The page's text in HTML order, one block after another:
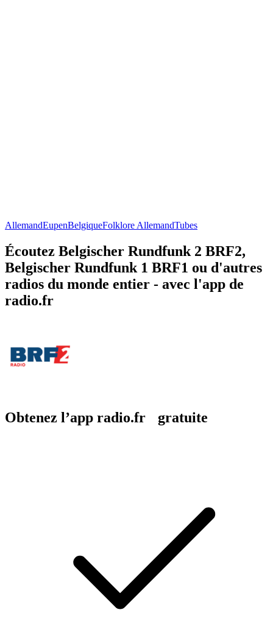
AllemandEupenBelgiqueFolklore AllemandTubes
Écoutez Belgischer Rundfunk 2 BRF2,
Belgischer Rundfunk 1 BRF1 ou d'autres
radios du monde entier - avec l'app de
radio.fr
Obtenez l’app radio.fr gratuite